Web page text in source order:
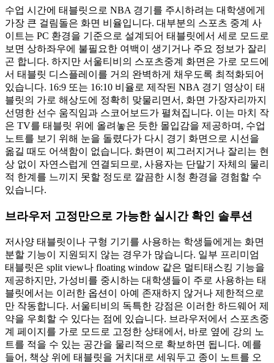
수업 시간에 태블릿으로 NBA 경기를 주시하려는 대학생에게
가장 큰 걸림돌은 화면 비율입니다. 대부분의 스포츠 중계 사
이트는 PC 환경을 기준으로 설계되어 태블릿에서 세로 모드로
보면 상하좌우에 불필요한 여백이 생기거나 주요 정보가 잘리
곤 합니다. 하지만 서울티비의 스포츠중계 화면은 가로 모드에
서 태블릿 디스플레이를 거의 완벽하게 채우도록 최적화되어
있습니다. 16:9 또는 16:10 비율로 제작된 NBA 경기 영상이 태
블릿의 가로 해상도에 정확히 맞물리면서, 화면 가장자리까지
선명한 선수 움직임과 스코어보드가 펼쳐집니다. 이는 마치 작
은 TV를 태블릿 위에 올려놓은 듯한 몰입감을 제공하며, 수업
노트를 보기 위해 눈을 돌렸다가 다시 경기 화면으로 시선을
옮길 때도 어색함이 없습니다. 화면이 찌그러지거나 잘리는 현
상 없이 자연스럽게 연결되므로, 사용자는 단말기 자체의 물리
적 한계를 느끼지 못할 정도로 깔끔한 시청 환경을 경험할 수
있습니다.
브라우저 고정만으로 가능한 실시간 확인 솔루션
저사양 태블릿이나 구형 기기를 사용하는 학생들에게는 화면
분할 기능이 지원되지 않는 경우가 많습니다. 일부 프리미엄
태블릿은 split view나 floating window 같은 멀티태스킹 기능을
제공하지만, 가성비를 중시하는 대학생들이 주로 사용하는 태
블릿에서는 이러한 옵션이 아예 존재하지 않거나 제한적으로
만 작동합니다. 서울티비의 독특한 강점은 이러한 하드웨어 제
약을 우회할 수 있다는 점에 있습니다. 브라우저에서 스포츠중
계 페이지를 가로 모드로 고정한 상태에서, 바로 옆에 강의 노
트를 적을 수 있는 공간을 물리적으로 확보하면 됩니다. 예를
들어, 책상 위에 태블릿을 거치대로 세워두고 종이 노트를 오